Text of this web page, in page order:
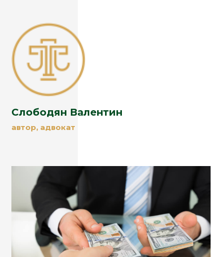
Слободян Валентин
автор, адвокат